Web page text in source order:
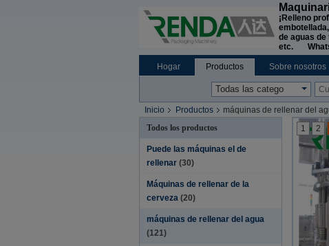
¡Relleno
de aguas
etc.
Hogar Productos Sobre nosotros
Noticias de la compañía
Inicio Productos
máquinas de rellenar del
Todos los productos
Puede las máquinas el de
rellenar (30)
Máquinas de rellenar de la
cerveza (20)
máquinas de rellenar del agua
(121)
1 2